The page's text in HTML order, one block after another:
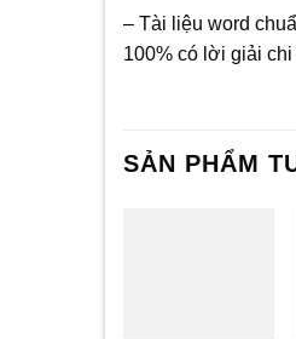
– Tài liệu word
100% có lời giải
SẢN PHẨM